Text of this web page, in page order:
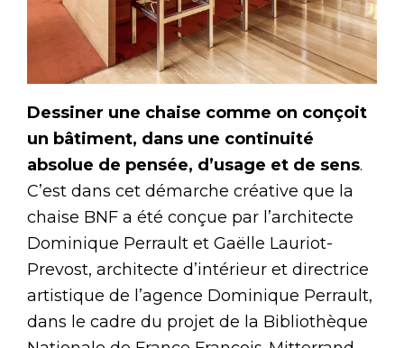
Dessiner une chaise comme on conçoit
un bâtiment, dans une continuité
absolue de pensée, d’usage et de sens.
C’est dans cet démarche créative que la
chaise BNF a été conçue par l’architecte
Dominique Perrault et Gaëlle Lauriot-
Prevost, architecte d’intérieur et directrice
artistique de l’agence Dominique Perrault,
dans le cadre du projet de la Bibliothèque